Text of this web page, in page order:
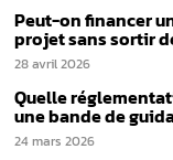
Peut-on financer
projet sans sortir
28 avril 2026
Quelle
une bande de
24 mars 2026